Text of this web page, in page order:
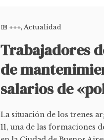
+++,Actualidad
Trabajadores
de
salarios de
La situación de los trenes
11, una de las formaciones